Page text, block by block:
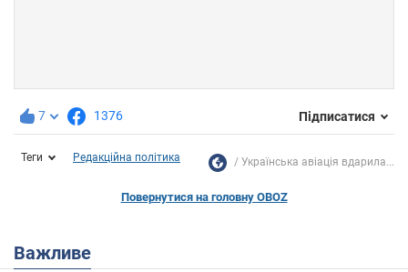
7 1376 Підписатися
Теги Редакційна політика Українська авіація вдарила...
Повернутися на головну OBOZ
Важливе